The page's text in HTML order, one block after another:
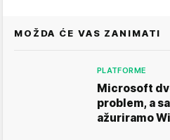
MOŽDA ĆE VAS ZANIMATI
PLATFORME
Microsoft
problem, a
ažuriramo